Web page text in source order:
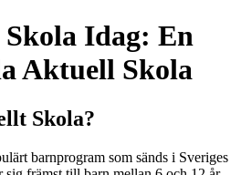
Idag: En
Aktuell Skola
Skola?
barnprogram som sänds i Sveriges